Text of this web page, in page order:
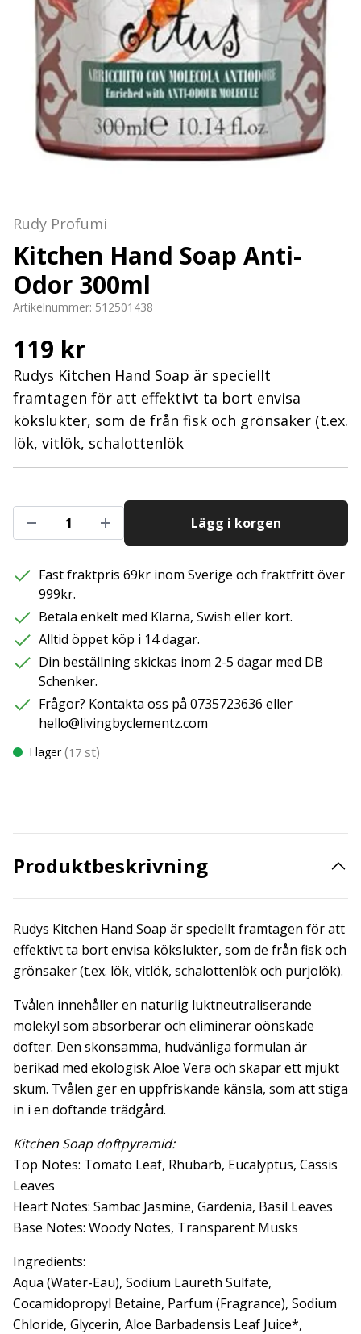
Rudy Profumi
Kitchen Hand Soap Anti-
Odor 300ml
Artikelnummer: 512501438
119 kr
Rudys Kitchen Hand Soap är speciellt
framtagen för att effektivt ta bort envisa
kökslukter, som de från fisk och grönsaker (t.ex.
lök, vitlök, schalottenlök
Lägg i korgen
Fast fraktpris 69kr inom Sverige och fraktfritt över
999kr.
Betala enkelt med Klarna, Swish eller kort.
Alltid öppet köp i 14 dagar.
Din beställning skickas inom 2-5 dagar med DB
Schenker.
Frågor? Kontakta oss på 0735723636 eller
hello@livingbyclementz.com
I lager (17 st)
Produktbeskrivning
Rudys Kitchen Hand Soap är speciellt framtagen för att
effektivt ta bort envisa kökslukter, som de från fisk och
grönsaker (t.ex. lök, vitlök, schalottenlök och purjolök).
Tvålen innehåller en naturlig luktneutraliserande
molekyl som absorberar och eliminerar oönskade
dofter. Den skonsamma, hudvänliga formulan är
berikad med ekologisk Aloe Vera och skapar ett mjukt
skum. Tvålen ger en uppfriskande känsla, som att stiga
in i en doftande trädgård.
Kitchen Soap doftpyramid:
Top Notes: Tomato Leaf, Rhubarb, Eucalyptus, Cassis
Leaves
Heart Notes: Sambac Jasmine, Gardenia, Basil Leaves
Base Notes: Woody Notes, Transparent Musks
Ingredients:
Aqua (Water-Eau), Sodium Laureth Sulfate,
Cocamidopropyl Betaine, Parfum (Fragrance), Sodium
Chloride, Glycerin, Aloe Barbadensis Leaf Juice*,